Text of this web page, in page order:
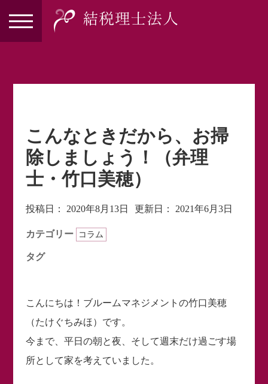
こんなときだから、お掃
除しましょう！（弁理
士・竹口美穂）
投稿日： 2020年8月13日 更新日： 2021年6月3日
カテゴリー コラム
タグ
こんにちは！ブルームマネジメントの竹口美穂
（たけぐちみほ）です。
今まで、平日の朝と夜、そして週末だけ過ごす場
所として家を考えていました。